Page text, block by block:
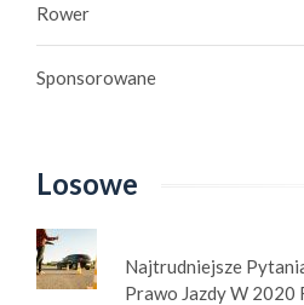
Rower
Sponsorowane
Losowe
Najtrudniejsze
Prawo Jazdy W 2020